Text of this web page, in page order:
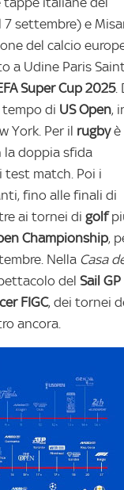
settembre) e
del calcio
a Udine Paris
Super Cup 2025.
di US Open,
York. Per il rugbyè
doppia sfida
match. Poi i
fino alle finali di
ai tornei di golf
Championship,
Nella Casa
del Sail GP
FIGC, dei tornei
ancora.